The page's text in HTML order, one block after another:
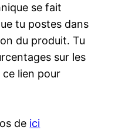
se fait
tu postes dans
du produit. Tu
sur les
lien pour
de ici